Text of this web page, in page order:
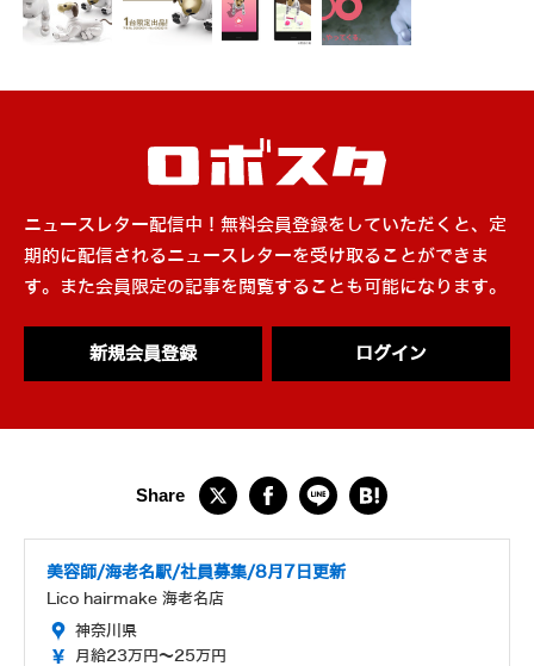
ニュースレター配信中！無料会員登録をしていただくと、定
期的に配信されるニュースレターを受け取ることができま
す。また会員限定の記事を閲覧することも可能になります。
新規会員登録 ログイン
美容師/海老名駅/社員募集/8月7日更新
Lico hairmake 海老名店
神奈川県
月給23万円～25万円